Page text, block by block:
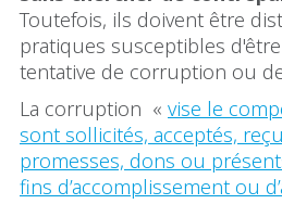
Toutefois, ils doivent être
pratiques susceptibles
tentative de corruption ou
La corruption « vise le
sont sollicités, acceptés,
promesses, dons ou
fins d’accomplissement ou